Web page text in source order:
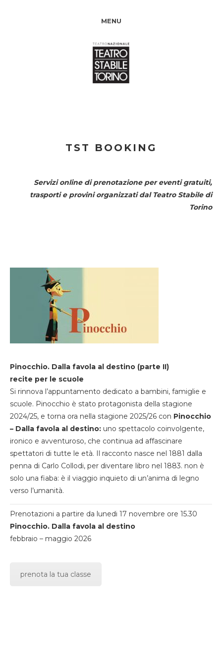
MENU
TST BOOKING
Servizi online di prenotazione per eventi gratuiti,
trasporti e provini organizzati dal Teatro Stabile di
Torino
Pinocchio. Dalla favola al destino (parte II)
recite per le scuole
Si rinnova l’appuntamento dedicato a bambini, famiglie e
scuole. Pinocchio è stato protagonista della stagione
2024/25, e torna ora nella stagione 2025/26 con Pinocchio
– Dalla favola al destino: uno spettacolo coinvolgente,
ironico e avventuroso, che continua ad affascinare
spettatori di tutte le età. Il racconto nasce nel 1881 dalla
penna di Carlo Collodi, per diventare libro nel 1883. non è
solo una fiaba: è il viaggio inquieto di un’anima di legno
verso l’umanità.
Prenotazioni a partire da lunedi 17 novembre ore 15.30
Pinocchio. Dalla favola al destino
febbraio – maggio 2026
prenota la tua classe